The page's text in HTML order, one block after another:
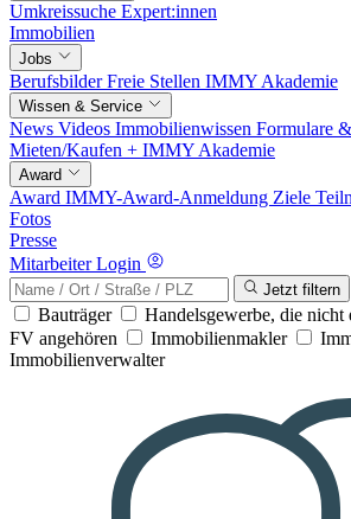
Umkreissuche Expert:innen
Immobilien
Jobs
BerufsbilderFreie Stellen IMMY Akademie
Wissen & Service
News Videos Immobilienwissen Formulare
Mieten/Kaufen + IMMY Akademie
Award
Award IMMY-Award-Anmeldung Ziele
Fotos
Presse
Mitarbeiter Login
Jetzt filtern
Bauträger
Handelsgewerbe, die nicht
FV angehören
Immobilienmakler
Immobilienverwalter